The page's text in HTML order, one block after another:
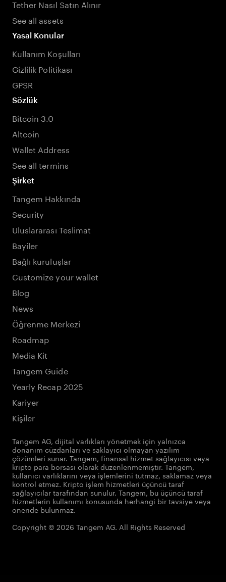
Tether Nasıl Satın Alınır
See all assets
Yasal Konular
Kullanım Koşulları
Gizlilik Politikası
GPSR
Sözlük
Bitcoin 3.0
Altcoin
Wallet Address
See all termins
Şirket
Tangem Hakkında
Security
Uluslararası Teslimat
Bayiler
Bağlı kuruluşlar
Customize your wallet
Blog
News
Öğrenme Merkezi
Roadmap
Media Kit
Tangem Guide
Yearly Recap 2025
Kariyer
Kişiler
Tangem AG, dijital varlıkları yönetmek için yalnızca
donanım cüzdanları ve saklayıcı olmayan yazılım
çözümleri sunar. Tangem, finansal hizmet sağlayıcısı veya
kripto para borsası olarak düzenlenmemiştir. Tangem,
kullanıcı varlıklarını veya işlemlerini tutmaz, saklamaz veya
kontrol etmez. Kripto işlem hizmetleri üçüncü taraf
sağlayıcılar tarafından sunulur. Tangem, bu üçüncü taraf
hizmetlerin kullanımı konusunda herhangi bir tavsiye veya
öneride bulunmaz.